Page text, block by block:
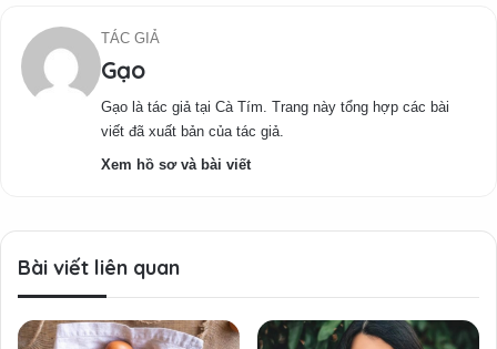
TÁC GIẢ
Gạo
Gạo là tác giả tại Cà Tím. Trang này tổng hợp các bài
viết đã xuất bản của tác giả.
Xem hồ sơ và bài viết
Bài viết liên quan